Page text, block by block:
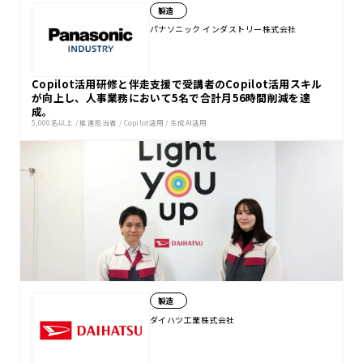
製造
パナソニック インダストリー株式会社
Copilot活用研修と伴走支援で受講者のCopilot活用スキル
が向上し、人事業務において5名で合計月56時間削減を達
成。
5,000名以上 /推進担当者 / Copilot活用 /生成AI活用
製造
ダイハツ工業株式会社